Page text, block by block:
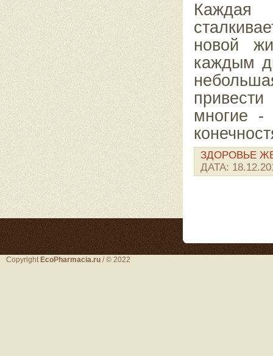
Каждая
новой
каждым
многие -
ЗДОРОВЬЕ
ДАТА:
Copyright EcoPharmacia.ru / © 2022